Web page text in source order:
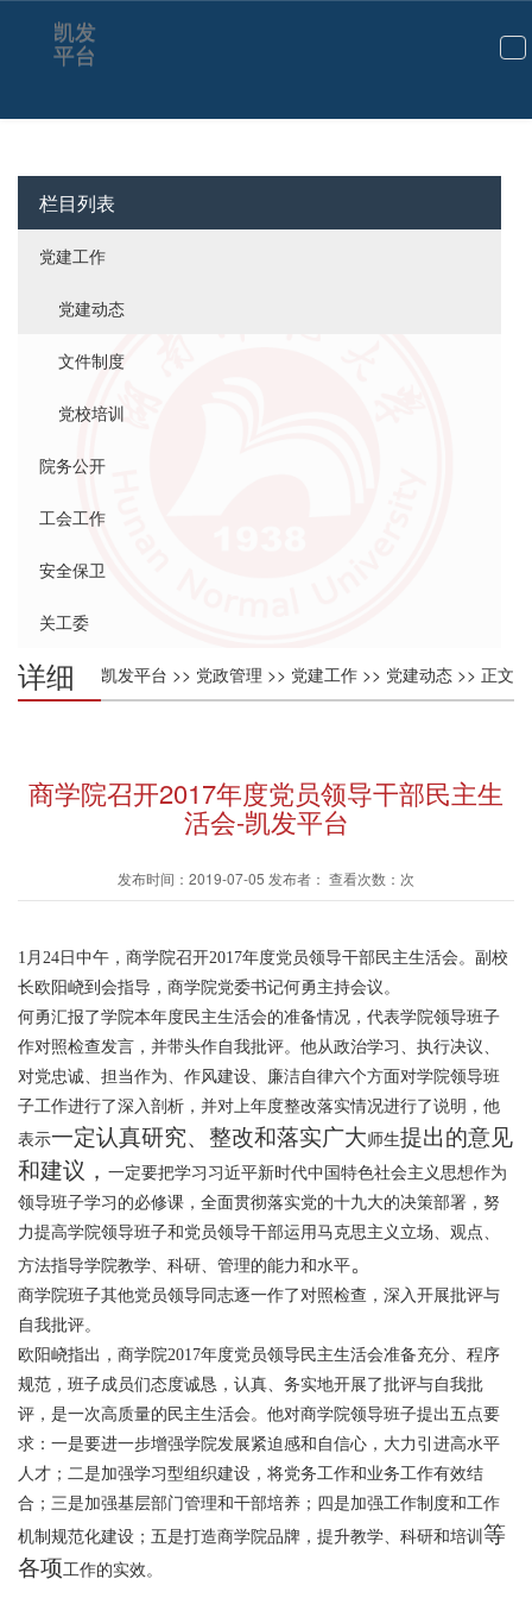
切
航
凯发
平台
栏目列表
党建工作
党建动态
文件制度
党校培训
院务公开
工会工作
安全保卫
关工委
凯发平台 >> 党政管理 >> 党建工作 >> 党建动态 >> 正文
详细
商学院召开2017年度党员领导干部民主生
活会-凯发平台
发布时间：2019-07-05 发布者： 查看次数：次
1 月 24 日中午，商学院召开2017年度党员领导干部民主生活会。副校
长欧阳峣到会指导，商学院党委书记何勇主持会议。
何勇汇报了学院本年度民主生活会的准备情况，代表学院领导班子
作对照检查发言，并带头作自我批评。他从政治学习、执行决议、
对党忠诚、担当作为、作风建设、廉洁自律六个方面对学院领导班
子工作进行了深入剖析，并对上年度整改落实情况进行了说明，他
表示一定认真研究、整改和落实广大师生提出的意见
和建议， 一定要把学习习近平新时代中国特色社会主义思想作为
领导班子学习的必修课，全面贯彻落实党的十九大的决策部署，努
力提高学院领导班子和党员领导干部运用马克思主义立场、观点、
方法指导学院教学、科研、管理的能力和水平。
商学院班子其他党员领导同志逐一作了对照检查，深入开展批评与
自我批评。
欧阳峣指出，商学院2017年度党员领导民主生活会准备充分、程序
规范，班子成员们态度诚恳，认真、务实地开展了批评与自我批
评，是一次高质量的民主生活会。他对商学院领导班子提出五点要
求：一是要进一步增强学院发展紧迫感和自信心，大力引进高水平
人才；二是加强学习型组织建设，将党务工作和业务工作有效结
合；三是加强基层部门管理和干部培养；四是加强工作制度和工作
机制规范化建设；五是打造商学院品牌，提升教学、科研和培训 等
各项工作的实效。